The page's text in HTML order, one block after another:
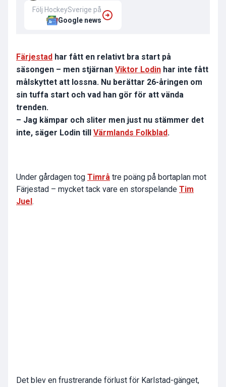
Följ HockeySverige på
Google news
Färjestad har fått en relativt bra start på
säsongen – men stjärnan Viktor Lodin har inte fått
målskyttet att lossna. Nu berättar 26-åringen om
sin tuffa start och vad han gör för att vända
trenden.
– Jag kämpar och sliter men just nu stämmer det
inte, säger Lodin till Värmlands Folkblad.
Under gårdagen tog Timrå tre poäng på bortaplan mot
Färjestad – mycket tack vare en storspelande Tim
Juel .
Det blev en frustrerande förlust för Karlstad-gänget,